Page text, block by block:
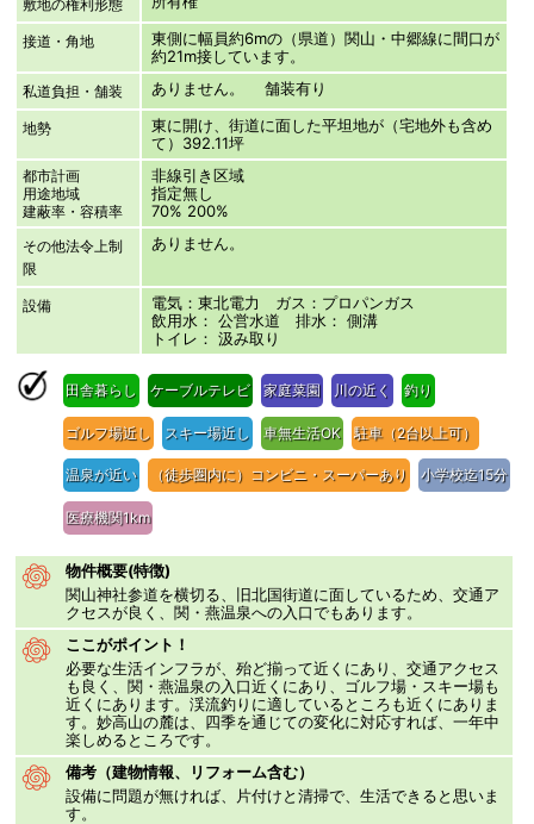
敷地の権利形態
接道・角地
東側に幅員約6mの（県道）関山・中郷線に間口が
約21m接しています。
私道負担・舗装 ありません。 舗装有り
地勢
東に開け、街道に面した平坦地が（宅地外も含め
て）392.11坪
都市計画
用途地域
建蔽率・容積率
非線引き区域
指定無し
70% 200%
その他法令上制
限
ありません。
設備
電気：東北電力 ガス：プロパンガス
飲用水： 公営水道 排水： 側溝
トイレ： 汲み取り
田舎暮らし ケーブルテレビ 家庭菜園 川の近く 釣り
ゴルフ場近し スキー場近し 車無生活OK 駐車（2台以上可）
温泉が近い （徒歩圏内に）コンビニ・スーパーあり 小学校迄15分
医療機関1km
物件概要(特徴)
関山神社参道を横切る、旧北国街道に面しているため、交通ア
クセスが良く、関・燕温泉への入口でもあります。
ここがポイント！
必要な生活インフラが、殆ど揃って近くにあり、交通アクセス
も良く、関・燕温泉の入口近くにあり、ゴルフ場・スキー場も
近くにあります。渓流釣りに適しているところも近くにありま
す。妙高山の麓は、四季を通じての変化に対応すれば、一年中
楽しめるところです。
備考（建物情報、リフォーム含む）
設備に問題が無ければ、片付けと清掃で、生活できると思いま
す。